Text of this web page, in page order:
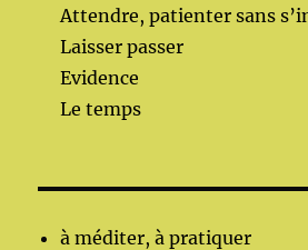
Attendre, patienter sans
Laisser passer
Evidence
Le temps
à méditer, à pratiquer